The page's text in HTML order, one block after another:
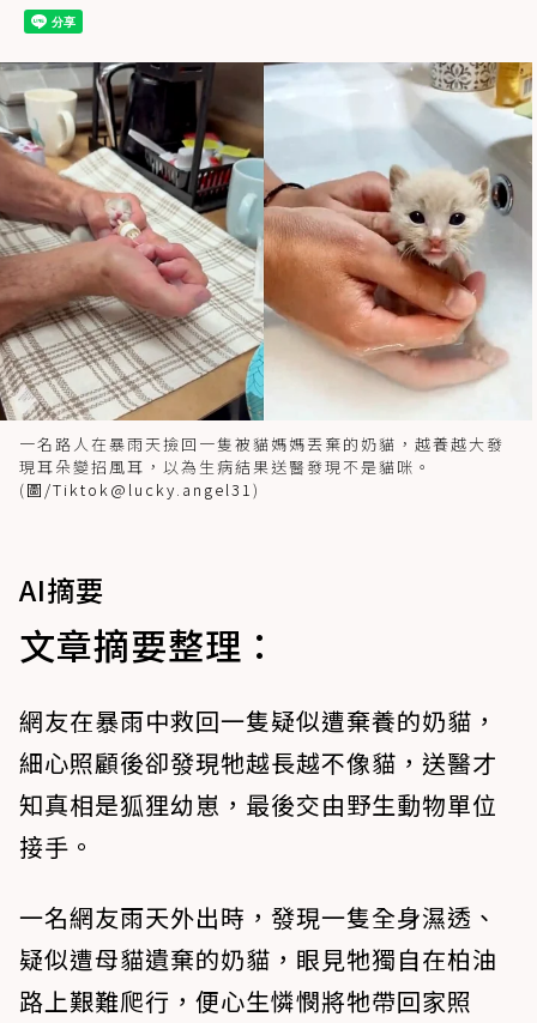
一名路人在暴雨天撿回一隻被貓媽媽丟棄的奶貓，越養越大發
現耳朵變招風耳，以為生病結果送醫發現不是貓咪。
(圖/Tiktok@lucky.angel31 )
AI摘要
文章摘要整理：
網友在暴雨中救回一隻疑似遭棄養的奶貓，
細心照顧後卻發現牠越長越不像貓，送醫才
知真相是狐狸幼崽，最後交由野生動物單位
接手。
一名網友雨天外出時，發現一隻全身濕透、
疑似遭母貓遺棄的奶貓，眼見牠獨自在柏油
路上艱難爬行，便心生憐憫將牠帶回家照